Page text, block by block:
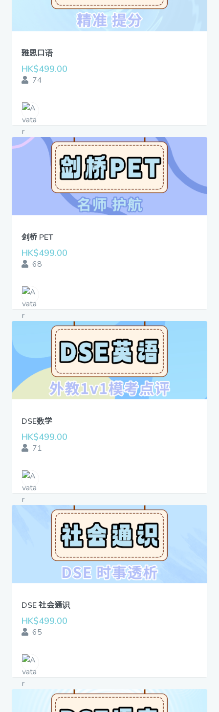
雅思口语
HK$499.00
74
剑桥 PET
HK$499.00
68
DSE数学
HK$499.00
71
DSE 社会通识
HK$499.00
65